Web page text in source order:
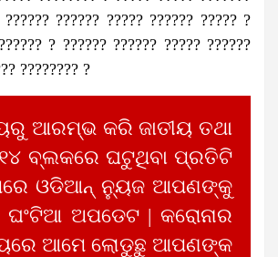
?????? ?????? ????? ?????? ????? ?
? ?????? ?????? ????? ??????
???????? ?
ଆରମ୍ଭ କରି ଜାତୀୟ ତଥା
ବ୍ଲକରେ ଘଟୁଥିବା ପ୍ରତିଟି
ଓଡିଆନ୍ ନ୍ୟୁଜ ଆପଣଙ୍କୁ
ଘଂଟିଆ ଅପଡେଟ | କରୋନାର
ଆମେ ଲୋଡୁଛୁ ଆପଣଙ୍କ